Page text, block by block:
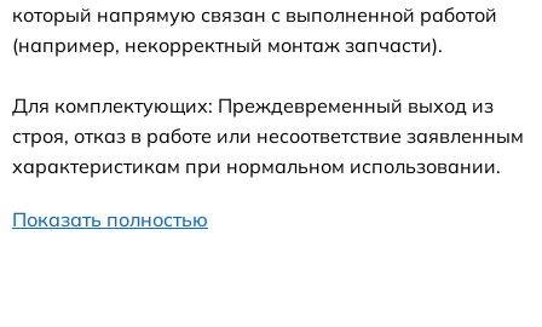
который напрямую связан с выполненной работой
(например, некорректный монтаж запчасти).
Для комплектующих: Преждевременный выход из
строя, отказ в работе или несоответствие заявленным
характеристикам при нормальном использовании.
Показать полностью